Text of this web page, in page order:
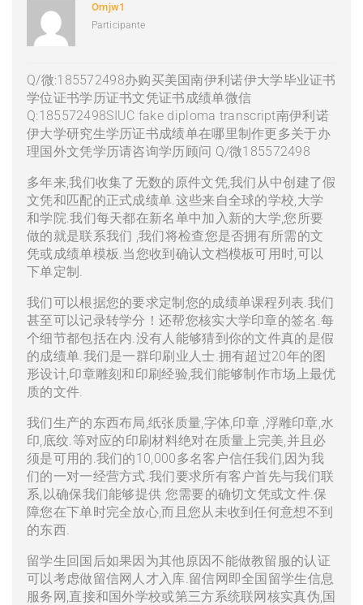
Omjw1
Participante
Q/微:185572498办购买美国南伊利诺伊大学毕业证书
学位证书学历证书文凭证书成绩单微信
Q:185572498SIUC fake diploma transcript南伊利诺
伊大学研究生学历证书成绩单在哪里制作更多关于办
理国外文凭学历请咨询学历顾问 Q/微185572498
多年来,我们收集了无数的原件文凭,我们从中创建了假
文凭和匹配的正式成绩单.这些来自全球的学校,大学
和学院.我们每天都在新名单中加入新的大学,您所要
做的就是联系我们 ,我们将检查您是否拥有所需的文
凭或成绩单模板.当您收到确认文档模板可用时,可以
下单定制.
我们可以根据您的要求定制您的成绩单课程列表.我们
甚至可以记录转学分！还帮您核实大学印章的签名.每
个细节都包括在内.没有人能够猜到你的文件真的是假
的成绩单.我们是一群印刷业人士.拥有超过20年的图
形设计,印章雕刻和印刷经验,我们能够制作市场上最优
质的文件.
我们生产的东西布局,纸张质量,字体,印章 ,浮雕印章,水
印,底纹.等对应的印刷材料绝对在质量上完美,并且必
须是可用的.我们的10,000多名客户信任我们,因为我
们的一对一经营方式.我们要求所有客户首先与我们联
系,以确保我们能够提供 您需要的确切文凭或文件.保
障您在下单时完全放心,而且您从未收到任何意想不到
的东西.
留学生回国后如果因为其他原因不能做教留服的认证
可以考虑做留信网人才入库.留信网即全国留学生信息
服务网,直接和国外学校或第三方系统联网核实真伪,国